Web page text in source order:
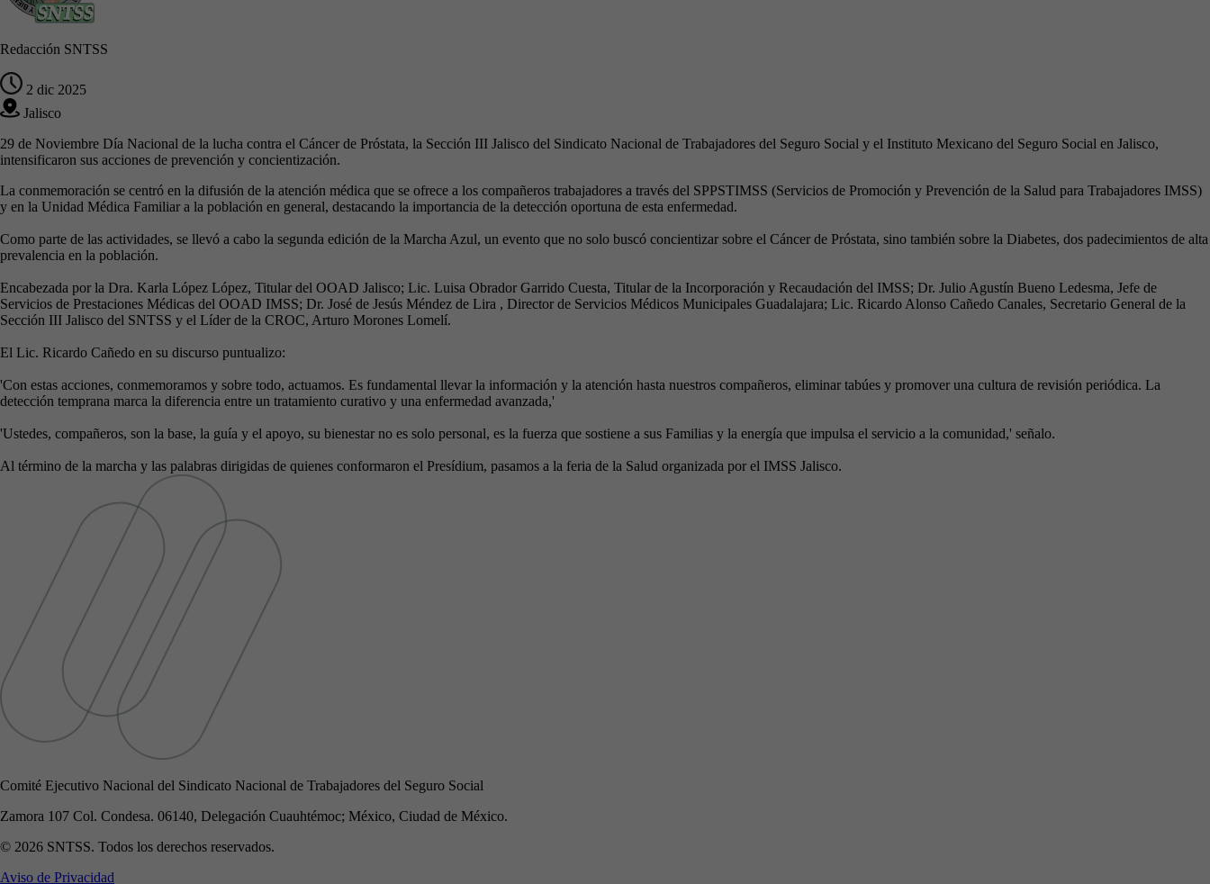
Redacción SNTSS
2 dic 2025
Jalisco
29 de Noviembre Día Nacional de la lucha contra el Cáncer de Próstata, la Sección III Jalisco del Sindicato Nacional de Trabajadores del Seguro Social y el Instituto Mexicano del Seguro Social en Jalisco,
intensificaron sus acciones de prevención y concientización.
La conmemoración se centró en la difusión de la atención médica que se ofrece a los compañeros trabajadores a través del SPPSTIMSS (Servicios de Promoción y Prevención de la Salud para Trabajadores IMSS)
y en la Unidad Médica Familiar a la población en general, destacando la importancia de la detección oportuna de esta enfermedad.
Como parte de las actividades, se llevó a cabo la segunda edición de la Marcha Azul, un evento que no solo buscó concientizar sobre el Cáncer de Próstata, sino también sobre la Diabetes, dos padecimientos de alta
prevalencia en la población.
Encabezada por la Dra. Karla López López, Titular del OOAD Jalisco; Lic. Luisa Obrador Garrido Cuesta, Titular de la Incorporación y Recaudación del IMSS; Dr. Julio Agustín Bueno Ledesma, Jefe de
Servicios de Prestaciones Médicas del OOAD IMSS; Dr. José de Jesús Méndez de Lira , Director de Servicios Médicos Municipales Guadalajara; Lic. Ricardo Alonso Cañedo Canales, Secretario General de la
Sección III Jalisco del SNTSS y el Líder de la CROC, Arturo Morones Lomelí.
El Lic. Ricardo Cañedo en su discurso puntualizo:
'Con estas acciones, conmemoramos y sobre todo, actuamos. Es fundamental llevar la información y la atención hasta nuestros compañeros, eliminar tabúes y promover una cultura de revisión periódica. La
detección temprana marca la diferencia entre un tratamiento curativo y una enfermedad avanzada,'
'Ustedes, compañeros, son la base, la guía y el apoyo, su bienestar no es solo personal, es la fuerza que sostiene a sus Familias y la energía que impulsa el servicio a la comunidad,' señalo.
Al término de la marcha y las palabras dirigidas de quienes conformaron el Presídium, pasamos a la feria de la Salud organizada por el IMSS Jalisco.
Comité Ejecutivo Nacional del Sindicato Nacional de Trabajadores del Seguro Social
Zamora 107 Col. Condesa. 06140, Delegación Cuauhtémoc; México, Ciudad de México.
© 2026 SNTSS. Todos los derechos reservados.
Aviso de Privacidad